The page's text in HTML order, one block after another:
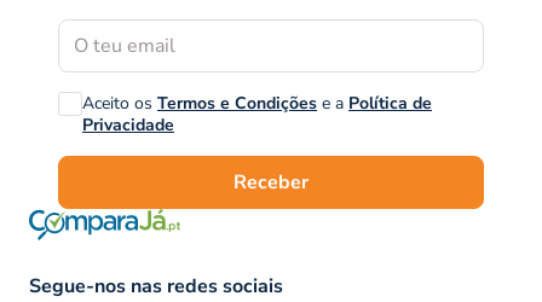
Aceito os Termos e Condições e a Política de
Privacidade
Receber
Segue-nos nas redes sociais